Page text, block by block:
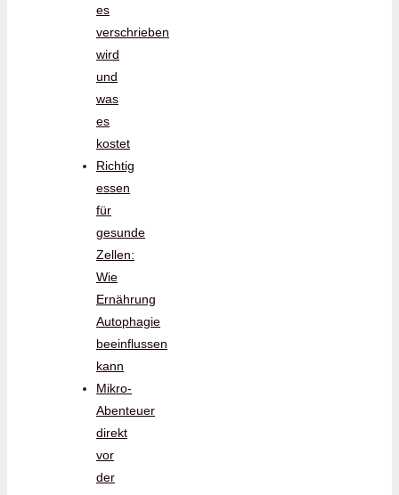
es
verschrieben
wird
und
was
es
kostet
Richtig
essen
für
gesunde
Zellen:
Wie
Ernährung
Autophagie
beeinflussen
kann
Mikro-
Abenteuer
direkt
vor
der